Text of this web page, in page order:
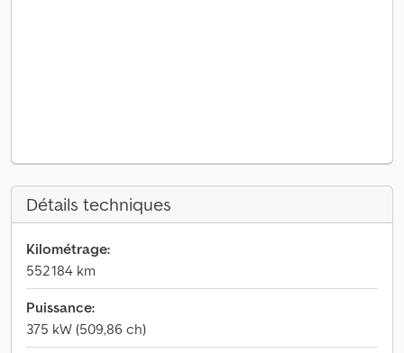
Détails techniques
Kilométrage:
552 184 km
Puissance:
375 kW (509,86 ch)